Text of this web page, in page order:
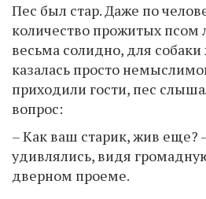
Пес был стар. Даже по
количество прожитых псом
весьма солидно, для
казалась просто
приходили гости, пес
вопрос:
– Как ваш старик, жив еще?
удивлялись, видя
дверном проеме.